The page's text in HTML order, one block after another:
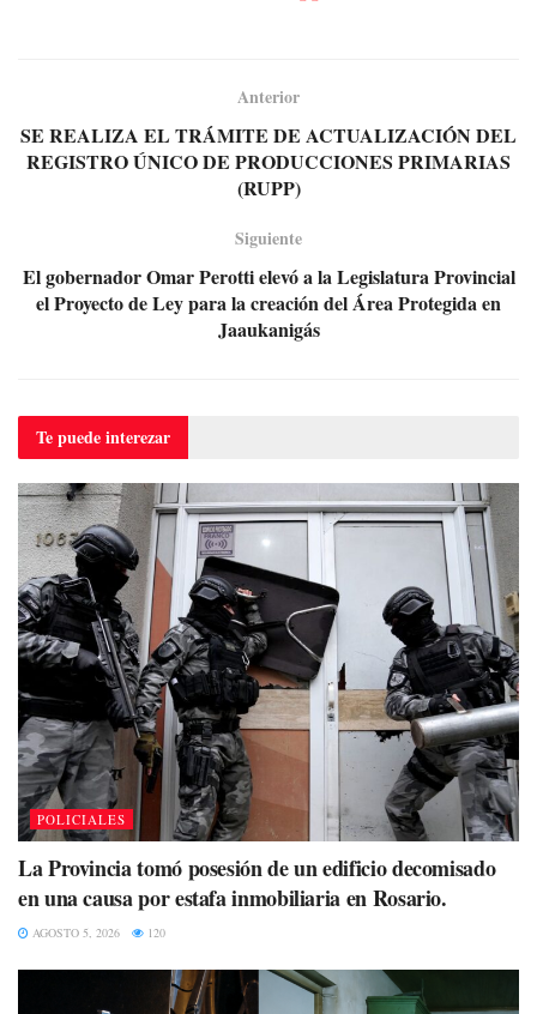
Anterior
SE REALIZA EL TRÁMITE DE ACTUALIZACIÓN DEL
REGISTRO ÚNICO DE PRODUCCIONES PRIMARIAS
(RUPP)
Siguiente
El gobernador Omar Perotti elevó a la Legislatura Provincial
el Proyecto de Ley para la creación del Área Protegida en
Jaaukanigás
Te puedeinterezar
POLICIALES
La Provincia tomó posesión de un edificio decomisado
en una causa por estafa inmobiliaria en Rosario.
AGOSTO 5, 2026 120